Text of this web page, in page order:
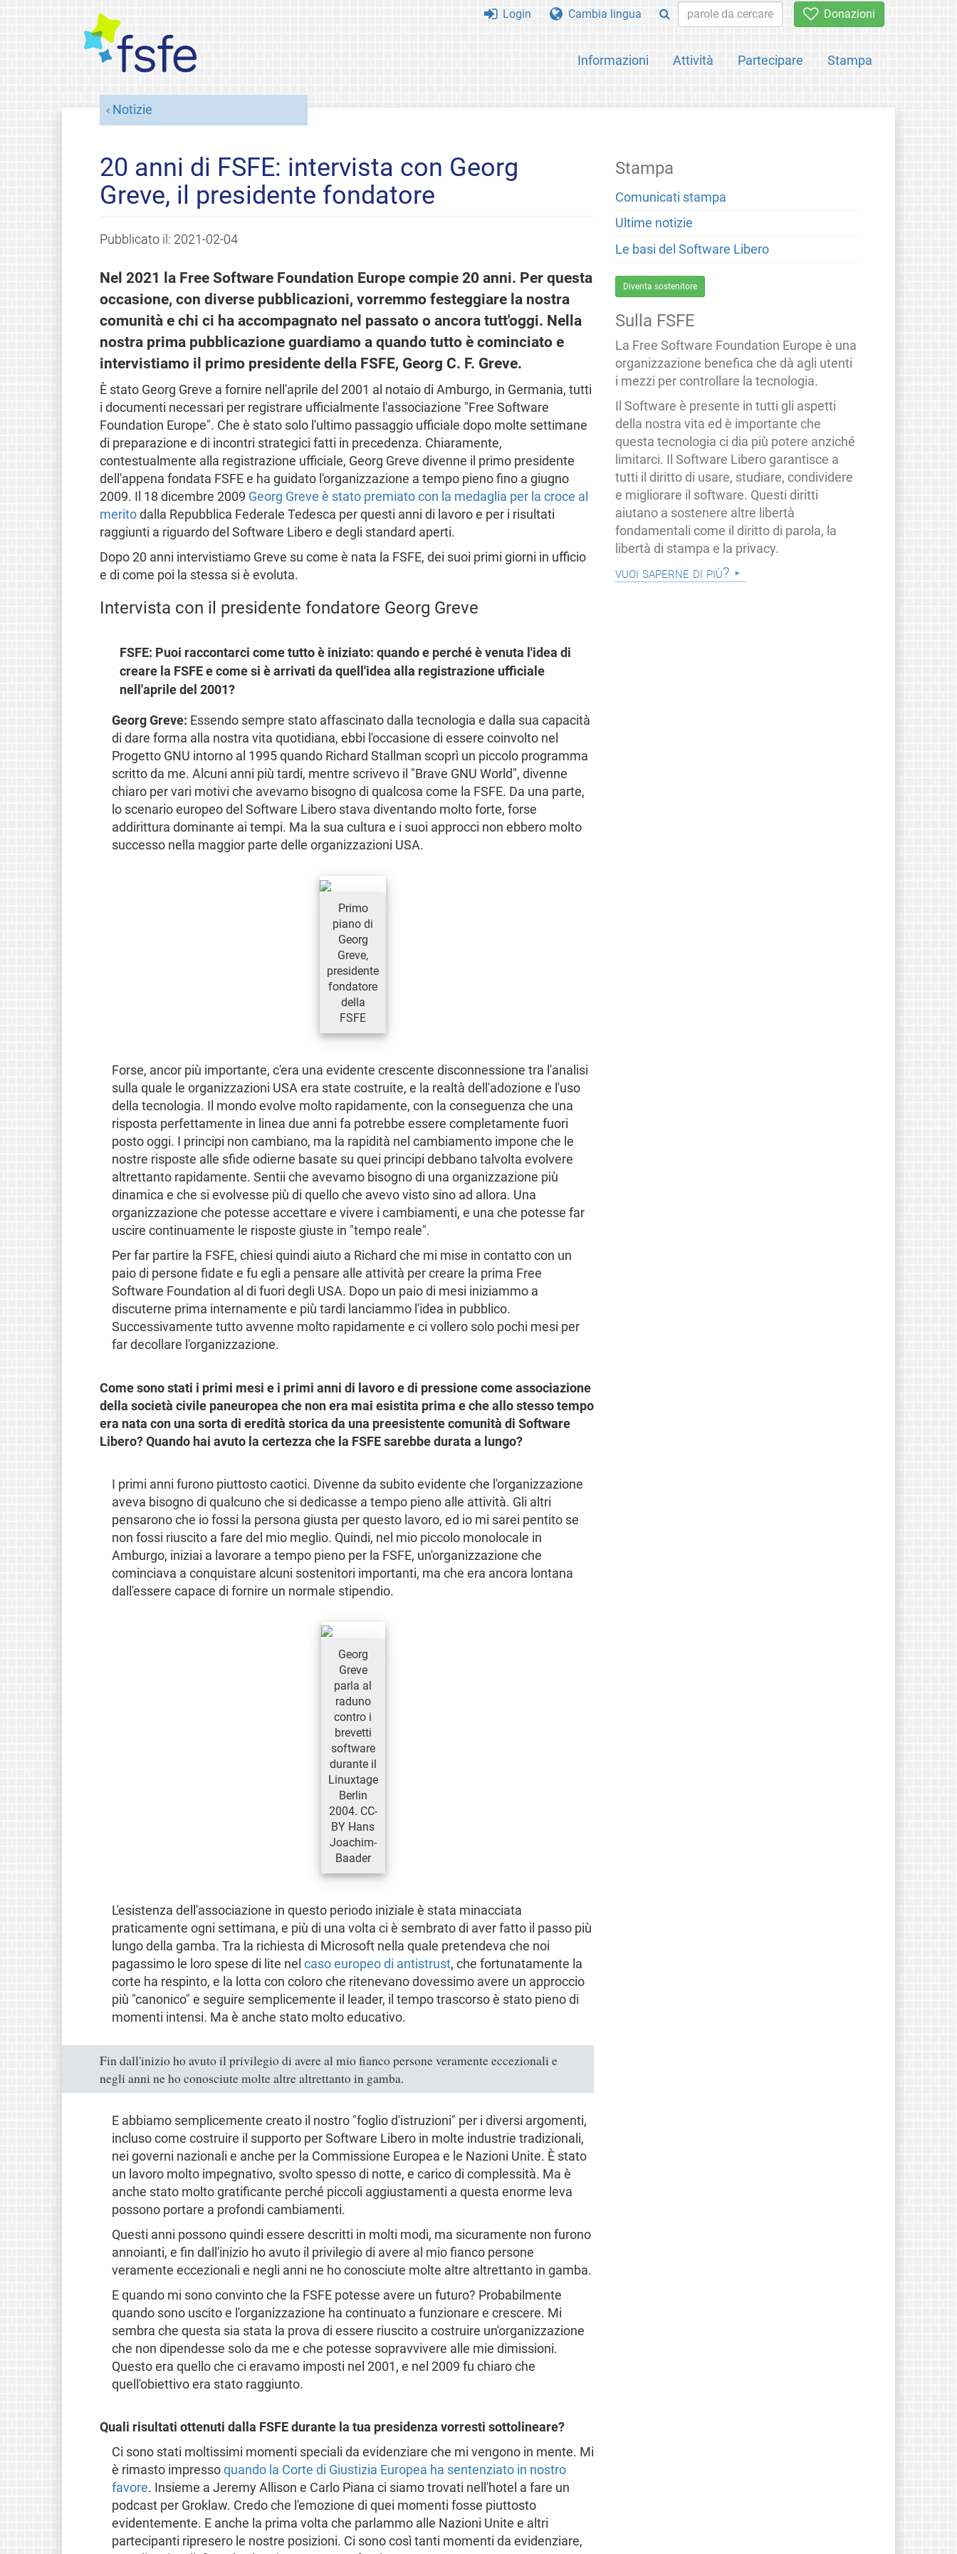
Donazioni
Informazioni Attività Partecipare Stampa
Login Cambia lingua
Notizie
20 anni di FSFE: intervista con Georg
Greve, il presidente fondatore
Pubblicato il: 2021-02-04
Nel 2021 la Free Software Foundation Europe compie 20 anni. Per questa
occasione, con diverse pubblicazioni, vorremmo festeggiare la nostra
comunità e chi ci ha accompagnato nel passato o ancora tutt'oggi. Nella
nostra prima pubblicazione guardiamo a quando tutto è cominciato e
intervistiamo il primo presidente della FSFE, Georg C. F. Greve.
È stato Georg Greve a fornire nell'aprile del 2001 al notaio di Amburgo, in Germania, tutti
i documenti necessari per registrare ufficialmente l'associazione "Free Software
Foundation Europe". Che è stato solo l'ultimo passaggio ufficiale dopo molte settimane
di preparazione e di incontri strategici fatti in precedenza. Chiaramente,
contestualmente alla registrazione ufficiale, Georg Greve divenne il primo presidente
dell'appena fondata FSFE e ha guidato l'organizzazione a tempo pieno fino a giugno
2009. Il 18 dicembre 2009 Georg Greve è stato premiato con la medaglia per la croce al
meritodalla Repubblica Federale Tedesca per questi anni di lavoro e per i risultati
raggiunti a riguardo del Software Libero e degli standard aperti.
Dopo 20 anni intervistiamo Greve su come è nata la FSFE, dei suoi primi giorni in ufficio
e di come poi la stessa si è evoluta.
Intervista con il presidente fondatore Georg Greve
FSFE: Puoi raccontarci come tutto è iniziato: quando e perché è venuta l'idea di
creare la FSFE e come si è arrivati da quell'idea alla registrazione ufficiale
nell'aprile del 2001?
Georg Greve: Essendo sempre stato affascinato dalla tecnologia e dalla sua capacità
di dare forma alla nostra vita quotidiana, ebbi l'occasione di essere coinvolto nel
Progetto GNU intorno al 1995 quando Richard Stallman scoprì un piccolo programma
scritto da me. Alcuni anni più tardi, mentre scrivevo il "Brave GNU World", divenne
chiaro per vari motivi che avevamo bisogno di qualcosa come la FSFE. Da una parte,
lo scenario europeo del Software Libero stava diventando molto forte, forse
addirittura dominante ai tempi. Ma la sua cultura e i suoi approcci non ebbero molto
successo nella maggior parte delle organizzazioni USA.
Primo
piano di
Georg
Greve,
presidente
fondatore
della
FSFE
Forse, ancor più importante, c'era una evidente crescente disconnessione tra l'analisi
sulla quale le organizzazioni USA era state costruite, e la realtà dell'adozione e l'uso
della tecnologia. Il mondo evolve molto rapidamente, con la conseguenza che una
risposta perfettamente in linea due anni fa potrebbe essere completamente fuori
posto oggi. I principi non cambiano, ma la rapidità nel cambiamento impone che le
nostre risposte alle sfide odierne basate su quei principi debbano talvolta evolvere
altrettanto rapidamente. Sentii che avevamo bisogno di una organizzazione più
dinamica e che si evolvesse più di quello che avevo visto sino ad allora. Una
organizzazione che potesse accettare e vivere i cambiamenti, e una che potesse far
uscire continuamente le risposte giuste in "tempo reale".
Per far partire la FSFE, chiesi quindi aiuto a Richard che mi mise in contatto con un
paio di persone fidate e fu egli a pensare alle attività per creare la prima Free
Software Foundation al di fuori degli USA. Dopo un paio di mesi iniziammo a
discuterne prima internamente e più tardi lanciammo l'idea in pubblico.
Successivamente tutto avvenne molto rapidamente e ci vollero solo pochi mesi per
far decollare l'organizzazione.
Come sono stati i primi mesi e i primi anni di lavoro e di pressione come associazione
della società civile paneuropea che non era mai esistita prima e che allo stesso tempo
era nata con una sorta di eredità storica da una preesistente comunità di Software
Libero? Quando hai avuto la certezza che la FSFE sarebbe durata a lungo?
I primi anni furono piuttosto caotici. Divenne da subito evidente che l'organizzazione
aveva bisogno di qualcuno che si dedicasse a tempo pieno alle attività. Gli altri
pensarono che io fossi la persona giusta per questo lavoro, ed io mi sarei pentito se
non fossi riuscito a fare del mio meglio. Quindi, nel mio piccolo monolocale in
Amburgo, iniziai a lavorare a tempo pieno per la FSFE, un'organizzazione che
cominciava a conquistare alcuni sostenitori importanti, ma che era ancora lontana
dall'essere capace di fornire un normale stipendio.
Georg
Greve
parla al
raduno
contro i
brevetti
software
durante il
Linuxtage
Berlin
2004. CC-
BY Hans
Joachim-
Baader
L'esistenza dell'associazione in questo periodo iniziale è stata minacciata
praticamente ogni settimana, e più di una volta ci è sembrato di aver fatto il passo più
lungo della gamba. Tra la richiesta di Microsoft nella quale pretendeva che noi
pagassimo le loro spese di lite nelcaso europeo di antistrust, che fortunatamente la
corte ha respinto, e la lotta con coloro che ritenevano dovessimo avere un approccio
più "canonico" e seguire semplicemente il leader, il tempo trascorso è stato pieno di
momenti intensi. Ma è anche stato molto educativo.
Fin dall'inizio ho avuto il privilegio di avere al mio fianco persone veramente eccezionali e
negli anni ne ho conosciute molte altre altrettanto in gamba.
E abbiamo semplicemente creato il nostro "foglio d'istruzioni" per i diversi argomenti,
incluso come costruire il supporto per Software Libero in molte industrie tradizionali,
nei governi nazionali e anche per la Commissione Europea e le Nazioni Unite. È stato
un lavoro molto impegnativo, svolto spesso di notte, e carico di complessità. Ma è
anche stato molto gratificante perché piccoli aggiustamenti a questa enorme leva
possono portare a profondi cambiamenti.
Questi anni possono quindi essere descritti in molti modi, ma sicuramente non furono
annoianti, e fin dall'inizio ho avuto il privilegio di avere al mio fianco persone
veramente eccezionali e negli anni ne ho conosciute molte altre altrettanto in gamba.
E quando mi sono convinto che la FSFE potesse avere un futuro? Probabilmente
quando sono uscito e l'organizzazione ha continuato a funzionare e crescere. Mi
sembra che questa sia stata la prova di essere riuscito a costruire un'organizzazione
che non dipendesse solo da me e che potesse sopravvivere alle mie dimissioni.
Questo era quello che ci eravamo imposti nel 2001, e nel 2009 fu chiaro che
quell'obiettivo era stato raggiunto.
Quali risultati ottenuti dalla FSFE durante la tua presidenza vorresti sottolineare?
Ci sono stati moltissimi momenti speciali da evidenziare che mi vengono in mente. Mi
è rimasto impressoquando la Corte di Giustizia Europea ha sentenziato in nostro
favore. Insieme a Jeremy Allison e Carlo Piana ci siamo trovati nell'hotel a fare un
podcast per Groklaw. Credo che l'emozione di quei momenti fosse piuttosto
evidentemente. E anche la prima volta che parlammo alle Nazioni Unite e altri
partecipanti ripresero le nostre posizioni. Ci sono così tanti momenti da evidenziare,
Stampa
Comunicati stampa
Ultime notizie
Le basi del Software Libero
Diventa sostenitore
Sulla FSFE
La Free Software Foundation Europe è una
organizzazione benefica che dà agli utenti
i mezzi per controllare la tecnologia.
Il Software è presente in tutti gli aspetti
della nostra vita ed è importante che
questa tecnologia ci dia più potere anziché
limitarci. Il Software Libero garantisce a
tutti il diritto di usare, studiare, condividere
e migliorare il software. Questi diritti
aiutano a sostenere altre libertà
fondamentali come il diritto di parola, la
libertà di stampa e la privacy.
vuoi saperne di più?